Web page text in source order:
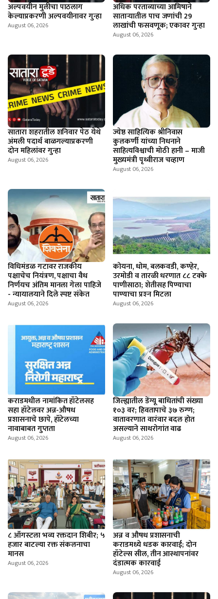
अल्पवयीन मुलीचा पाठलाग
केल्याप्रकरणी अल्पवयीनावर गुन्हा
August 06, 2026
अधिक परताव्याच्या आमिषाने
साताऱ्यातील पाच जणांची 29
लाखांची फसवणूक; एकावर गुन्हा
August 06, 2026
सातारा शहरातील शनिवार पेठ येथे
अंमली पदार्थ बाळगल्याप्रकरणी
दोन महिलांवर गुन्हा
August 06, 2026
ज्येष्ठ साहित्यिक श्रीनिवास
कुलकर्णी यांच्या निधनाने
साहित्यविश्वाची मोठी हानी – माजी
मुख्यमंत्री पृथ्वीराज चव्हाण
August 06, 2026
विधिमंडळ गटावर राजकीय
पक्षाचेच नियंत्रण, पक्षाचा वैध
निर्णयच अंतिम मानला गेला पाहिजे
- न्यायालयाने दिले स्पष्ट संकेत
August 06, 2026
कोयना, धोम, बलकवडी, कण्हेर,
उरमोडी व तारळी धरणात ८८ टक्के
पाणीसाठा; शेतीसह पिण्याचा
पाण्याचा प्रश्‍न मिटला
August 06, 2026
कराडमधील नामांकित हॉटेलसह
सहा हॉटेलवर अन्न-औषध
प्रशासनाचे छापे, हॉटेलच्या
नावाबाबत गुप्तता
August 06, 2026
जिल्ह्यातील डेंग्यू बाधितांची संख्या
१०३ वर; हिवतापाचे ३७ रुग्ण;
वातावरणात वारंवार बदल होत
असल्याने साथरोगांत वाढ
August 06, 2026
८ ऑगस्टला भव्य रक्तदान शिबीर; ५
हजार बाटल्या रक्त संकलनाचा
मानस
August 06, 2026
अन्न व औषध प्रशासनाची
कराडमध्ये धडक कारवाई; दोन
हॉटेल्स सील, तीन आस्थापनांवर
दंडात्मक कारवाई
August 06, 2026